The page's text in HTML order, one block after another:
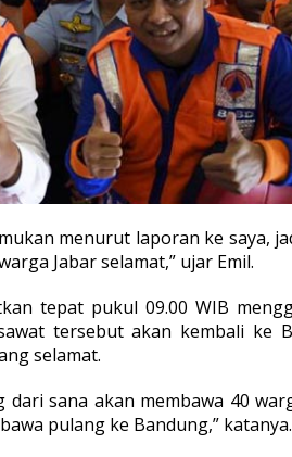
menurut laporan ke saya,
Jabar selamat,” ujar Emil.
tepat pukul 09.00 WIB
tersebut akan kembali ke
selamat.
sana akan membawa 40
pulang ke Bandung,” katanya.